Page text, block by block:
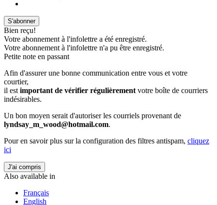
S'abonner
Bien reçu!
Votre abonnement à l'infolettre a été enregistré.
Votre abonnement à l'infolettre n'a pu être enregistré.
Petite note en passant
Afin d'assurer une bonne communication entre vous et votre
courtier,
il est important de vérifier régulièrement votre boîte de courriers
indésirables.
Un bon moyen serait d'autoriser les courriels provenant de
lyndsay_m_wood@hotmail.com.
Pour en savoir plus sur la configuration des filtres antispam, cliquez
ici
J'ai compris
Also available in
Français
English